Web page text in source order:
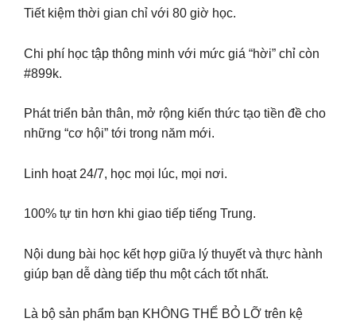
Tiết kiệm thời gian chỉ với 80 giờ học.
Chi phí học tập thông minh với mức giá “hời” chỉ còn
#899k.
Phát triển bản thân, mở rộng kiến thức tạo tiền đề cho
những “cơ hội” tới trong năm mới.
Linh hoạt 24/7, học mọi lúc, mọi nơi.
100% tự tin hơn khi giao tiếp tiếng Trung.
Nội dung bài học kết hợp giữa lý thuyết và thực hành
giúp bạn dễ dàng tiếp thu một cách tốt nhất.
Là bộ sản phẩm bạn KHÔNG THỂ BỎ LỠ trên kệ